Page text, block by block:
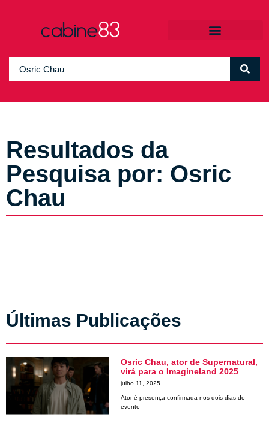
Resultados da
Pesquisa por: Osric
Chau
Últimas Publicações
Osric Chau, ator de Supernatural,
virá para o Imagineland 2025
julho 11, 2025
Ator é presença confirmada nos dois dias do
evento